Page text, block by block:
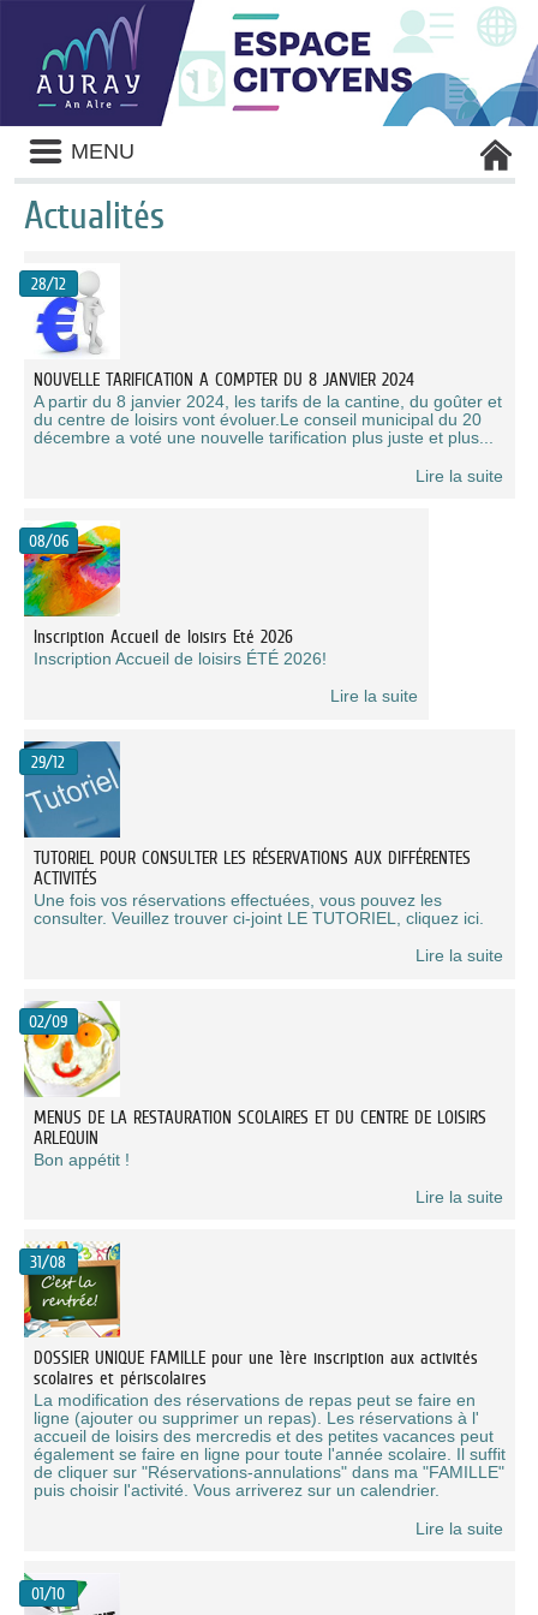
Liste
des
avertissements
MENU
Actualités
des
catégories
d'actualité
28/12
NOUVELLE TARIFICATION A COMPTER DU 8 JANVIER 2024
A partir du 8 janvier 2024, les tarifs de la cantine, du goûter et
du centre de loisirs vont évoluer.Le conseil municipal du 20
décembre a voté une nouvelle tarification plus juste et plus...
Lire la suite
08/06
Inscription Accueil de loisirs Eté 2026
Inscription Accueil de loisirs ÉTÉ 2026!
Lire la suite
29/12
TUTORIEL POUR CONSULTER LES RÉSERVATIONS AUX DIFFÉRENTES
ACTIVITÉS
Une fois vos réservations effectuées, vous pouvez les
consulter. Veuillez trouver ci-joint LE TUTORIEL, cliquez ici.
Lire la suite
02/09
MENUS DE LA RESTAURATION SCOLAIRES ET DU CENTRE DE LOISIRS
ARLEQUIN
Bon appétit !
Lire la suite
31/08
DOSSIER UNIQUE FAMILLE pour une 1ère inscription aux activités
scolaires et périscolaires
La modification des réservations de repas peut se faire en
ligne (ajouter ou supprimer un repas). Les réservations à l'
accueil de loisirs des mercredis et des petites vacances peut
également se faire en ligne pour toute l'année scolaire. Il suffit
de cliquer sur "Réservations-annulations" dans ma "FAMILLE"
puis choisir l'activité. Vous arriverez sur un calendrier.
Lire la suite
01/10